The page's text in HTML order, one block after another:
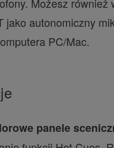
jako autonomiczny
PC/Mac.
panele